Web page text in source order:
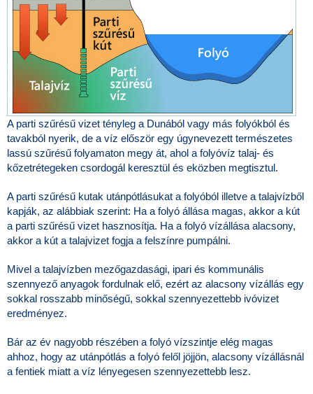
A parti szűrésű vizet tényleg a Dunából vagy más folyókból és
tavakból nyerik, de a víz először egy úgynevezett természetes
lassú szűrésű folyamaton megy át, ahol a folyóvíz talaj- és
kőzetrétegeken csordogál keresztül és eközben megtisztul.
A parti szűrésű kutak utánpótlásukat a folyóból illetve a talajvízből
kapják, az alábbiak szerint: Ha a folyó állása magas, akkor a kút
a parti szűrésű vizet hasznosítja. Ha a folyó vízállása alacsony,
akkor a kút a talajvizet fogja a felszínre pumpálni.
Mivel a talajvízben mezőgazdasági, ipari és kommunális
szennyező anyagok fordulnak elő, ezért az alacsony vízállás egy
sokkal rosszabb minőségű, sokkal szennyezettebb ivóvizet
eredményez.
Bár az év nagyobb részében a folyó vízszintje elég magas
ahhoz, hogy az utánpótlás a folyó felől jöjjön, alacsony vízállásnál
a fentiek miatt a víz lényegesen szennyezettebb lesz.